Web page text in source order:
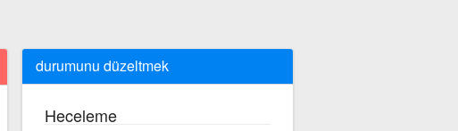
durumunu düzeltmek
Heceleme